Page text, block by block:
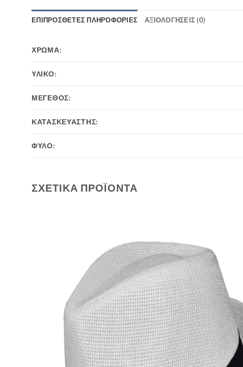
ΕΠΙΠΡΌΣΘΕΤΕΣ ΠΛΗΡΟΦΟΡΊΕΣ ΑΞΙΟΛΟΓΉΣΕΙΣ (0)
ΧΡΩΜΑ:
ΥΛΙΚΟ:
ΜΕΓΕΘΟΣ:
ΚΑΤΑΣΚΕΥΑΣΤΗΣ:
ΦΥΛΟ:
ΣΧΕΤΙΚΆ ΠΡΟΪΌΝΤΑ